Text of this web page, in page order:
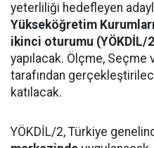
yeterliliği hedefleyen
Yükseköğretim Kurumları
ikinci oturumu (YÖKDİL/
yapılacak. Ölçme,
tarafından
katılacak.
YÖKDİL/2, Türkiye